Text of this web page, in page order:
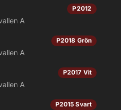
P2012
A
P2018 Grön
A
P2017 Vit
A
P2015 Svart